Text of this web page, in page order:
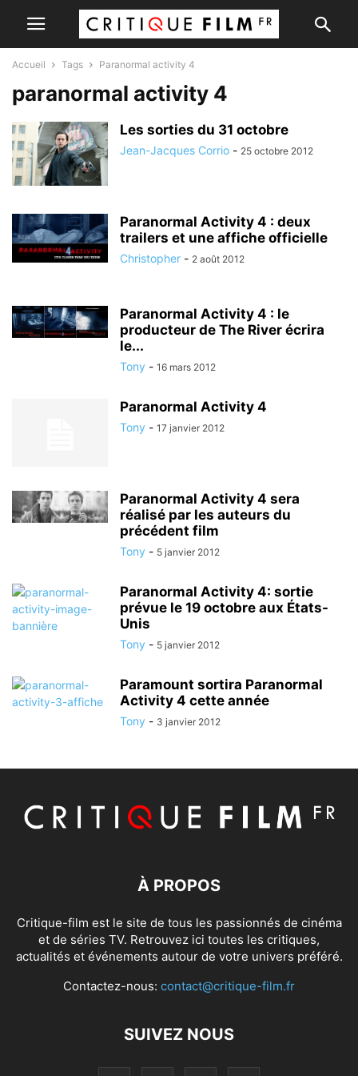
Accueil Tags Paranormal activity 4
paranormal activity 4
Les sorties du 31 octobre
Jean-Jacques Corrio - 25 octobre 2012
Paranormal Activity 4 : deux
trailers et une affiche officielle
Christopher - 2 août 2012
Paranormal Activity 4 : le
producteur de The River écrira
le...
Tony - 16 mars 2012
Paranormal Activity 4
Tony - 17 janvier 2012
Paranormal Activity 4 sera
réalisé par les auteurs du
précédent film
Tony - 5 janvier 2012
Paranormal Activity 4: sortie
prévue le 19 octobre aux États-
Unis
Tony - 5 janvier 2012
Paramount sortira Paranormal
Activity 4 cette année
Tony - 3 janvier 2012
À PROPOS
Critique-film est le site de tous les passionnés de cinéma
et de séries TV. Retrouvez ici toutes les critiques,
actualités et événements autour de votre univers préféré.
Contactez-nous: contact@critique-film.fr
SUIVEZ NOUS